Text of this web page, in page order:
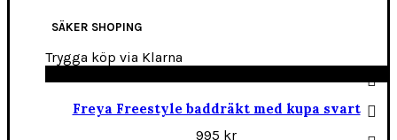
SÄKER SHOPING
Trygga köp via Klarna
Freya Freestyle baddräkt med kupa svart
995 kr